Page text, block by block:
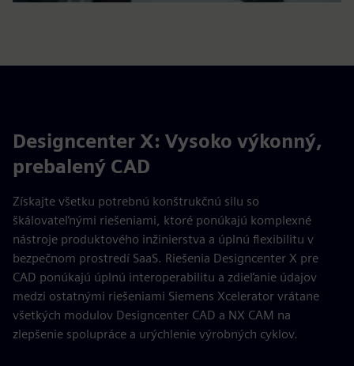
Designcenter X: Vysoko výkonný,
prebalený CAD
Získajte všetku potrebnú konštrukčnú silu so
škálovateľnými riešeniami, ktoré ponúkajú komplexné
nástroje produktového inžinierstva a úplnú flexibilitu v
bezpečnom prostredí SaaS. Riešenia Designcenter X pre
CAD ponúkajú úplnú interoperabilitu a zdieľanie údajov
medzi ostatnými riešeniami Siemens Xcelerator vrátane
všetkých modulov Designcenter CAD a NX CAM na
zlepšenie spolupráce a urýchlenie výrobných cyklov.